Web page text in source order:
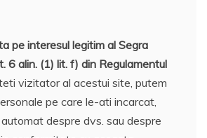
pe interesul legitim al Segra
6 alin. (1) lit. f) din Regulamentul
vizitator al acestui site, putem
pe care le-ati incarcat,
despre dvs. sau despre